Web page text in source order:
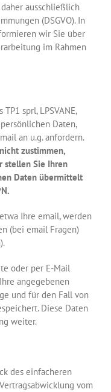
ausschließlich
(DSGVO). In
wir Sie über
im Rahmen
TP1 sprl, LPSVANE,
Daten,
an u.g. anfordern.
zustimmen,
stellen Sie Ihren
Daten übermittelt
Ihre email, werden
(bei email Fragen)
oder per E-Mail
angegebenen
und für den Fall von
Diese Daten
weiter.
des einfacheren
vom